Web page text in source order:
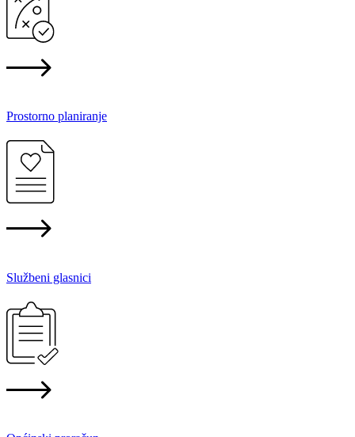
Prostorno planiranje
Službeni glasnici